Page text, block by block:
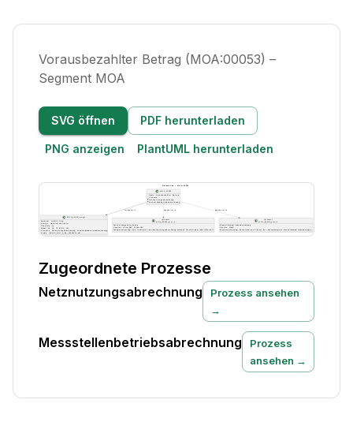
Vorausbezahlter Betrag (MOA:00053) –
Segment MOA
SVG öffnen PDF herunterladen
PNG anzeigen PlantUML herunterladen
Zugeordnete Prozesse
Netznutzungsabrechnung
Prozess ansehen
→
Messstellenbetriebsabrechnung
Prozess
ansehen →